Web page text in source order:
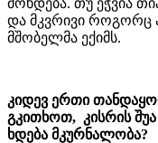
და მკვრივი როგორც
მშობელმა ექიმს.
კიდევ ერთი
გკითხოთ, კისრის
ხდება მკურნალობა?